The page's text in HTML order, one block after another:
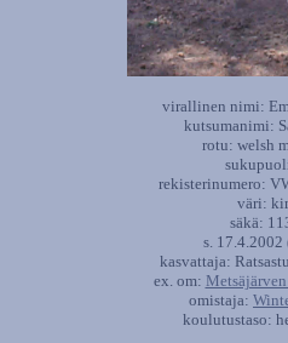
virallinen nimi:
kutsumanimi:
rotu: welsh
rekisterinumero:
väri:
säkä:
s.
kasvattaja:
ex. om:
omistaja:
koulutustaso: